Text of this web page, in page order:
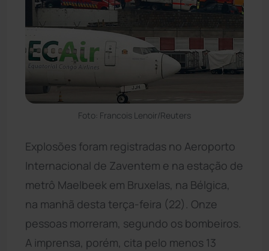
Foto: Francois Lenoir/Reuters
Explosões foram registradas no Aeroporto
Internacional de Zaventem e na estação de
metrô Maelbeek em Bruxelas, na Bélgica,
na manhã desta terça-feira (22). Onze
pessoas morreram, segundo os bombeiros.
A imprensa, porém, cita pelo menos 13